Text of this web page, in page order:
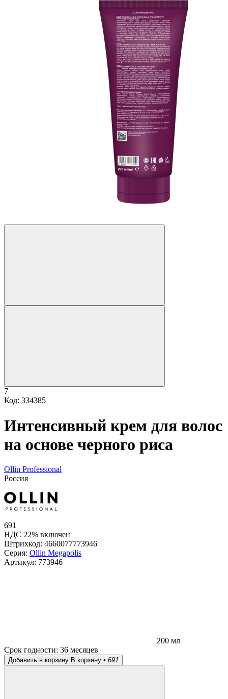
7
Код: 334385
Интенсивный крем для волос
на основе черного риса
Ollin Professional
Россия
691
НДС 22% включен
Штрихкод: 4660077773946
Серия: Ollin Megapolis
Артикул: 773946
200 мл
Срок годности: 36 месяцев
Добавить в корзину В корзину • 691